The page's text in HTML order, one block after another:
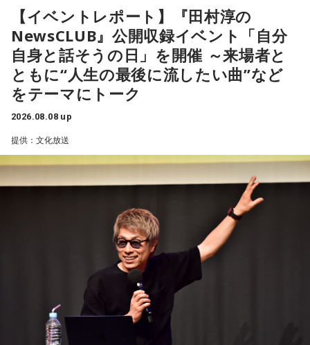
に必要なことについて考えてみましょう。ラッキーアイテム
はコーヒー。
【10位】獅子座（しし座）
内省がテーマの日です。今日はこれまでを振り返って色々な
ことを見直してみましょう。スマホのデータの整理をした
り、不要に感じるものは手放してみるのもおすすめです。
【11位】水瓶座（みずがめ座）
日頃の疲れを癒しましょう。今日はマッサージを受けたり、
心と身体のメンテナンスを意識しましょう。たくさん睡眠を
取ってリフレッシュするのも良さそうです。
【12位】射手座（いて座）
心のモヤモヤが目立つような日です。今日は頑張らず、1人の
時間を大切にしたり、のんびり過ごす時間を持つようにしま
【今日の一言メッセージ】
今日は不要なものを手放したり、今後の計画を見直すことを
心掛けると良い日です。
昨年に続き2回目の開催となる本イベントは、参加者が自分自
身を見つめ直す2つのコーナーで展開。「自分への表彰状を送
ろう」のコーナーでは、大きな成功でなくても「自分、本当
によく頑張ったな」と思えるこれまでの出来事を、“自分への
表彰状”という形で来場者から募集・紹介。自身の記憶を改め
て言葉にすることで、人生をじっくりと見つめ直す時間とな
りました。
続く「人生の最後に流したい私のエンディング曲」のコーナ
ーでは、来場者が選んだ“人生の最後に流したい一曲”にまつわ
る思い出を紹介。音楽を通してこれまでの人生を振り返りな
がら、これからの“自分らしい生き方”を考える時間を共有しま
した。田村は、人生の最後に流したい曲について、「お葬式
で流す曲は決めている。しかも自分の声で流したいと思っ
て、毎日ギターの弾き語りを書斎で練習して、音源として残
しているんです。娘たちにも聴こえているはずだから、お葬
式のときに『パパが弾いてた曲だ』と思ってもらえたら」と
思いを語りました。
【イベントレポート】『田村淳の
NewsCLUB』公開収録イベント「自分
自身と話そうの日」を開催 ～来場者と
ともに“人生の最後に流したい曲”など
をテーマにトーク
2026.08.08 up
提供：文化放送